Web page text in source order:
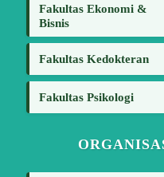
Fakultas Ekonomi &
Bisnis
Fakultas Kedokteran
Fakultas Psikologi